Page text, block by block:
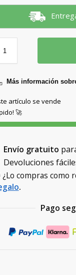
Más información
artículo se vende
🚀
Envío gratuito
Devoluciones
¿Lo compras como
.
Pago